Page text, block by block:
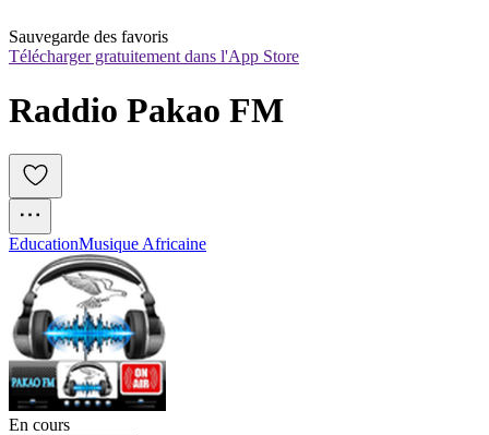
Sauvegarde des favoris
Télécharger gratuitement dans l'App Store
Raddio Pakao FM
EducationMusique Africaine
En cours